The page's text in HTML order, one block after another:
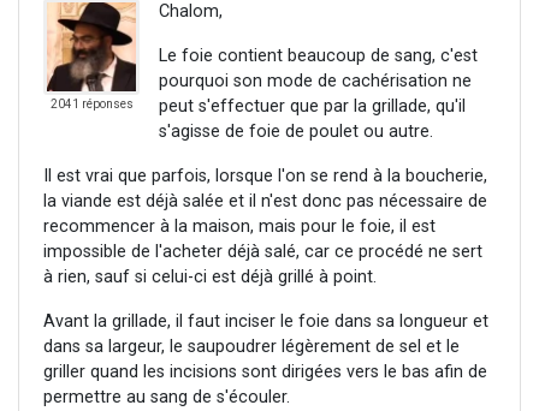
2041 réponses
Chalom,
Le foie contient beaucoup de sang, c'est
pourquoi son mode de cachérisation ne
peut s'effectuer que par la grillade, qu'il
s'agisse de foie de poulet ou autre.
Il est vrai que parfois, lorsque l'on se rend à la boucherie,
la viande est déjà salée et il n'est donc pas nécessaire de
recommencer à la maison, mais pour le foie, il est
impossible de l'acheter déjà salé, car ce procédé ne sert
à rien, sauf si celui-ci est déjà grillé à point.
Avant la grillade, il faut inciser le foie dans sa longueur et
dans sa largeur, le saupoudrer légèrement de sel et le
griller quand les incisions sont dirigées vers le bas afin de
permettre au sang de s'écouler.